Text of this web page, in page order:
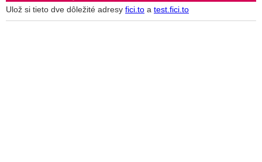
Ulož si tieto dve dôležité adresy fici.to a test.fici.to